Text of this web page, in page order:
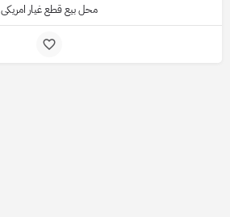
محل بيع قطع غيار امريكي